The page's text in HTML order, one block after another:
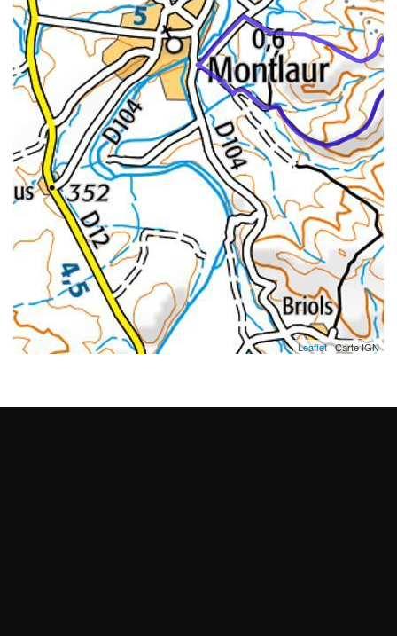
Leaflet| Carte IGN